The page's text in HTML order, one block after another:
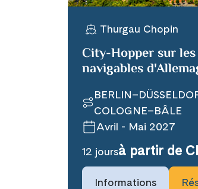
Thurgau Chopin
City-Hopper sur
navigables
COLOGNE–BÂLE
Avril - Mai 2027
12 joursà partir de
Informations